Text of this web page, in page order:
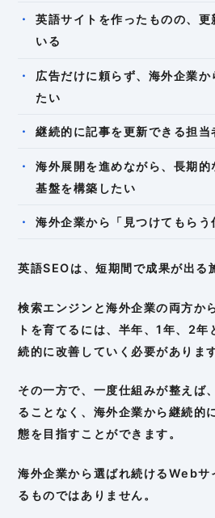
英語サイトを作ったものの、
いる
広告だけに頼らず、海外企業
たい
継続的に記事を更新できる担当
海外展開を進めながら、長期
基盤を構築したい
海外企業から「見つけてもらう
英語SEOは、短期間で成果が出る
検索エンジンと海外企業の両方か
トを育てるには、半年、1年、2年
続的に改善していく必要があります
その一方で、一度仕組みが整えば
ることなく、海外企業から継続的
態を目指すことができます。
海外企業から選ばれ続けるWebサ
るものではありません。